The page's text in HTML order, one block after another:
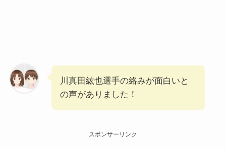
川真田紘也選手の絡みが面白いと
の声がありました！
スポンサーリンク